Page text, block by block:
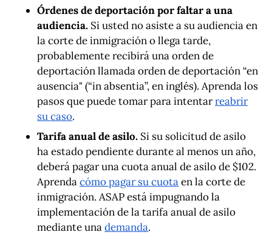
Órdenes de deportación por faltar a una
audiencia. Si usted no asiste a su audiencia en
la corte de inmigración o llega tarde,
probablemente recibirá una orden de
deportación llamada orden de deportación “en
ausencia" (“in absentia”, en inglés). Aprenda los
pasos que puede tomar para intentarreabrir
su caso.
Tarifa anual de asilo. Si su solicitud de asilo
ha estado pendiente durante al menos un año,
deberá pagar una cuota anual de asilo de $102.
Aprendacómo pagar su cuotaen la corte de
inmigración. ASAP está impugnando la
implementación de la tarifa anual de asilo
mediante unademanda.